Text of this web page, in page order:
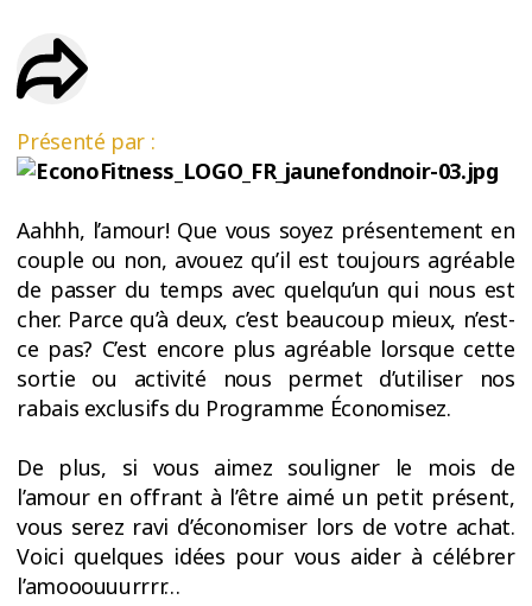
ESSAIS
ENTRAINEMENT
Présenté par :
Aahhh, l’amour! Que vous soyez présentement en
couple ou non, avouez qu’il est toujours agréable
de passer du temps avec quelqu’un qui nous est
cher. Parce qu’à deux, c’est beaucoup mieux, n’est-
ce pas? C’est encore plus agréable lorsque cette
sortie ou activité nous permet d’utiliser nos
rabais exclusifs du Programme Économisez.
De plus, si vous aimez souligner le mois de
l’amour en offrant à l’être aimé un petit présent,
vous serez ravi d’économiser lors de votre achat.
Voici quelques idées pour vous aider à célébrer
l’amooouuurrrr…